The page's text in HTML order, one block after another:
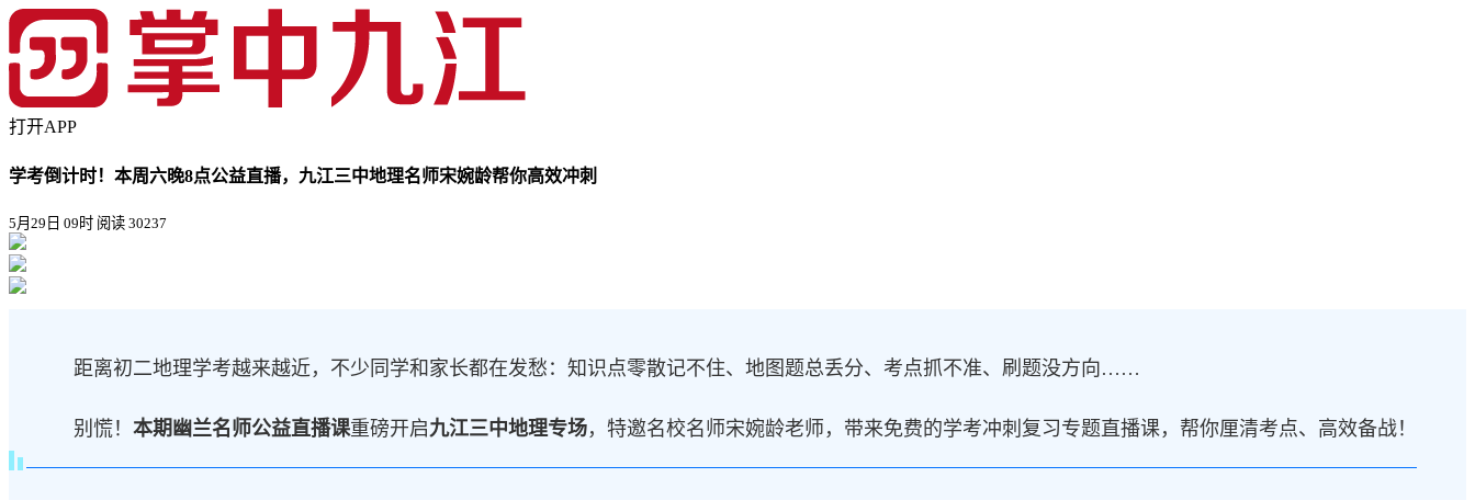
打开APP
学考倒计时！本周六晚8点公益直播，九江三中地理名师宋婉龄帮你高效冲刺
5月29日 09时 阅读 30237
距离初二地理学考越来越近，不少同学和家长都在发愁：知识点零散记不住、地图题总丢分、考点抓不准、刷题没方向……
别慌！ 本期幽兰名师公益直播课重磅开启九江三中地理专场，特邀名校名师宋婉龄老师，带来免费的学考冲刺复习专题直播课，帮你厘清考点、高效备战！